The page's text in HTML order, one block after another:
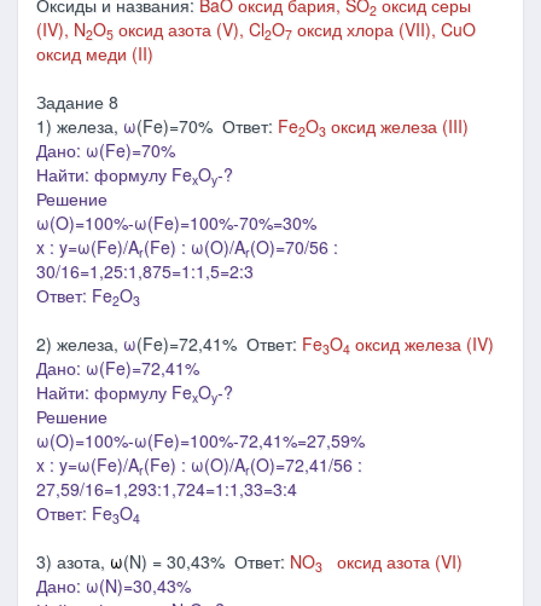
Оксиды и названия: BaO оксид бария, SO2 оксид серы
(IV), N2O5 оксид азота (V), Cl2O7 оксид хлора (VII), CuO
оксид меди (II)
Задание 8
1) железа, ω(Fe)=70% Ответ: Fe2O3 оксид железа (III)
Дано: ω(Fe)=70%
Найти: формулу FexOy-?
Решение
ω(O)=100%-ω(Fe)=100%-70%=30%
x : y=ω(Fe)/Ar(Fe) : ω(O)/Ar(O)=70/56 :
30/16=1,25:1,875=1:1,5=2:3
Ответ: Fe2O3
2) железа, ω(Fe)=72,41% Ответ: Fe3O4 оксид железа (IV)
Дано: ω(Fe)=72,41%
Найти: формулу FexOy-?
Решение
ω(O)=100%-ω(Fe)=100%-72,41%=27,59%
x : y=ω(Fe)/Ar(Fe) : ω(O)/Ar(O)=72,41/56 :
27,59/16=1,293:1,724=1:1,33=3:4
Ответ: Fe3O4
3) азота, ω(N) = 30,43% Ответ: NO3
оксид азота (VI)
Дано: ω(N)=30,43%